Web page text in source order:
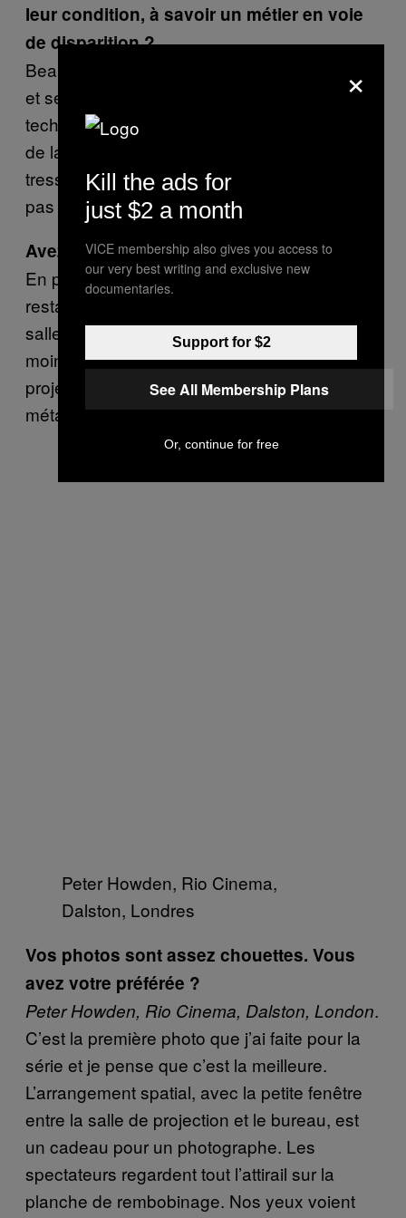
leur condition, à savoir un métier en voie
de disparition ?
Beaucoup approchent de l’âge de la retraite
et semblent optimiste sur l’évolution de la
technologie. La plupart voient les avantages
de la projection numérique. Il n’y a pas de
tressautements, de poussières, de rayures,
pas de lourdes bobines à transporter.
Avez-vous visité d’autres types de salles ?
En plus des salles de projection argentique
restantes, j’ai également photographié des
salles de projection numérique. Elles sont
moins intéressantes visuellement — les
projecteurs sont des boîtes, littéralement et
métaphoriquement.
Peter Howden, Rio Cinema,
Dalston, Londres
Vos photos sont assez chouettes. Vous
avez votre préférée ?
Peter Howden, Rio Cinema, Dalston, London.
C’est la première photo que j’ai faite pour la
série et je pense que c’est la meilleure.
L’arrangement spatial, avec la petite fenêtre
entre la salle de projection et le bureau, est
un cadeau pour un photographe. Les
spectateurs regardent tout l’attirail sur la
planche de rembobinage. Nos yeux voient
×
Kill the ads for
just $2 a month
VICE membership also gives you access to
our very best writing and exclusive new
documentaries.
Support for $2
See All Membership Plans
Or, continue for free